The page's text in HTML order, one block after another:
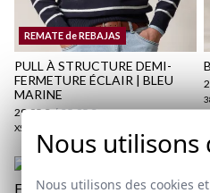
REMATE de REBAJAS
PULL À STRUCTURE DEMI-
FERMETURE ÉCLAIR | BLEU
MARINE
29,95 € / 35,95 €
XS Nous utilisons
Nous utilisons des cookies